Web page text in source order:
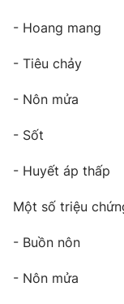
- Hoang mang
- Tiêu chảy
- Nôn mửa
- Sốt
- Huyết áp thấp
Một số triệu
- Buồn nôn
- Nôn mửa